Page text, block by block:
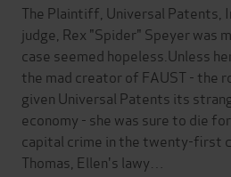
The Plaintiff, Universal Patents,
judge, Rex "Spider" Speyer was
case seemed hopeless.Unless
the mad creator of FAUST - the
given Universal Patents its
economy - she was sure to die
capital crime in the twenty-first
Thomas, Ellen's lawy…